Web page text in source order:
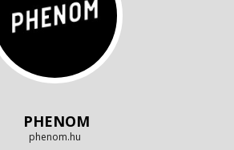
PHENOM
phenom.hu